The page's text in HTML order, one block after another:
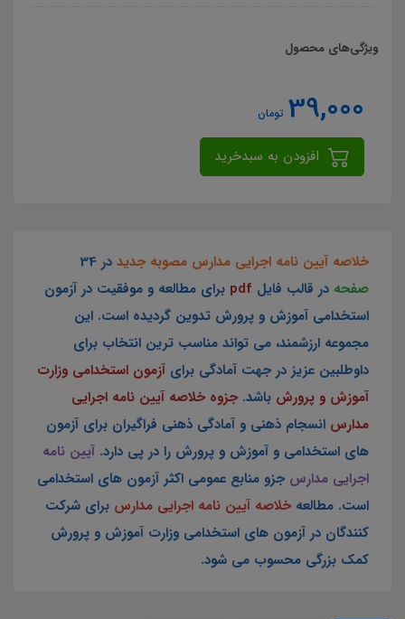
ویژگی‌های محصول
39,000 تومان
خلاصه آیین نامه اجرایی مدارس مصوبه جدید در 34
صفحه در قالب فایل pdf برای مطالعه و موفقیت در آزمون
استخدامی آموزش و پرورش تدوین گردیده است. این
مجموعه ارزشمند، می تواند مناسب ترین انتخاب برای
داوطلبین عزیز در جهت آمادگی برای آزمون استخدامی وزارت
آموزش و پرورش باشد. جزوه خلاصه آیین نامه اجرایی
مدارس انسجام ذهنی و آمادگی ذهنی فراگیران برای آزمون
های استخدامی و آموزش و پرورش را در پی دارد. آیین نامه
اجرایی مدارس جزو منابع عمومی اکثر آزمون های استخدامی
است. مطالعه خلاصه آیین نامه اجرایی مدارس برای شرکت
کنندگان در آزمون های استخدامی وزارت آموزش و پرورش
کمک بزرگی محسوب می شود.